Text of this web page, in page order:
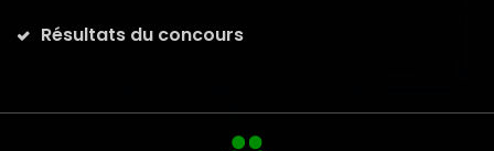
Résultats du concours